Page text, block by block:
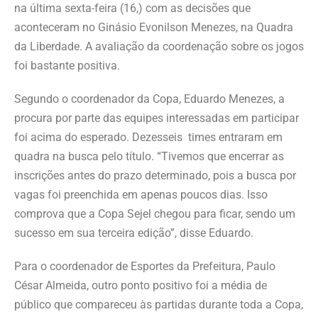
na última sexta-feira (16,) com as decisões que
aconteceram no Ginásio Evonilson Menezes, na Quadra
da Liberdade. A avaliação da coordenação sobre os jogos
foi bastante positiva.
Segundo o coordenador da Copa, Eduardo Menezes, a
procura por parte das equipes interessadas em participar
foi acima do esperado. Dezesseis times entraram em
quadra na busca pelo título. “Tivemos que encerrar as
inscrições antes do prazo determinado, pois a busca por
vagas foi preenchida em apenas poucos dias. Isso
comprova que a Copa Sejel chegou para ficar, sendo um
sucesso em sua terceira edição”, disse Eduardo.
Para o coordenador de Esportes da Prefeitura, Paulo
César Almeida, outro ponto positivo foi a média de
público que compareceu às partidas durante toda a Copa,